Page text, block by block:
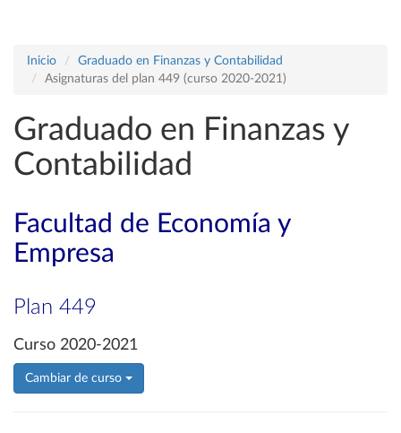
Inicio
Graduado en Finanzas y Contabilidad
Asignaturas del plan 449 (curso 2020-2021)
Graduado en Finanzas y
Contabilidad
Facultad de Economía y
Empresa
Plan 449
Curso 2020-2021
Cambiar de curso